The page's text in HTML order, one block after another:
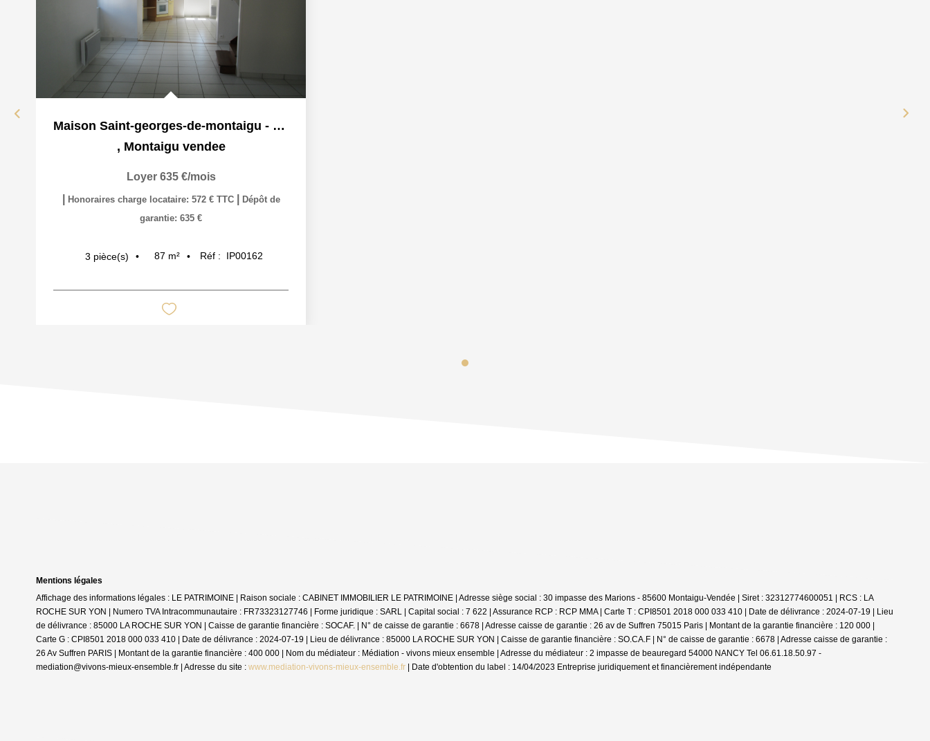
Maison Saint-georges-de-montaigu - 3 Pièce(s) - 80 M2
, Montaigu vendee
Loyer 635 €/mois
Honoraires charge locataire: 572 € TTC
Dépôt de
garantie: 635 €
3 pièce(s) 87 m² Réf : IP00162
Mentions légales
Affichage des informations légales : LE PATRIMOINE | Raison sociale : CABINET IMMOBILIER LE PATRIMOINE | Adresse siège social : 30 impasse des Marions - 85600 Montaigu-Vendée | Siret : 32312774600051 | RCS : LA
ROCHE SUR YON | Numero TVA Intracommunautaire : FR73323127746 | Forme juridique : SARL | Capital social : 7 622 | Assurance RCP : RCP MMA | Carte T : CPI8501 2018 000 033 410 | Date de délivrance : 2024-07-19 | Lieu
de délivrance : 85000 LA ROCHE SUR YON | Caisse de garantie financière : SOCAF. | N° de caisse de garantie : 6678 | Adresse caisse de garantie : 26 av de Suffren 75015 Paris | Montant de la garantie financière : 120 000 |
Carte G : CPI8501 2018 000 033 410 | Date de délivrance : 2024-07-19 | Lieu de délivrance : 85000 LA ROCHE SUR YON | Caisse de garantie financière : SO.CA.F | N° de caisse de garantie : 6678 | Adresse caisse de garantie :
26 Av Suffren PARIS | Montant de la garantie financière : 400 000 | Nom du médiateur : Médiation - vivons mieux ensemble | Adresse du médiateur : 2 impasse de beauregard 54000 NANCY Tel 06.61.18.50.97 -
mediation@vivons-mieux-ensemble.fr | Adresse du site : www.mediation-vivons-mieux-ensemble.fr | Date d'obtention du label : 14/04/2023 Entreprise juridiquement et financièrement indépendante